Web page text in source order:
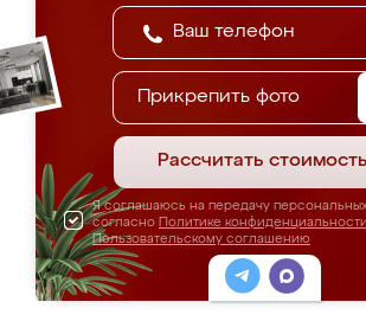
Прикрепить фото
Рассчитать стоимость
Я соглашаюсь на передачу
согласно Политике конфиденциальности
Пользовательскому соглашению